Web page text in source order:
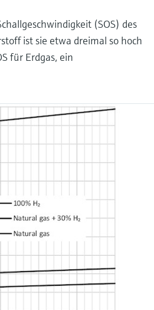
(SOS) des
ist sie etwa dreimal so hoch
für Erdgas, ein